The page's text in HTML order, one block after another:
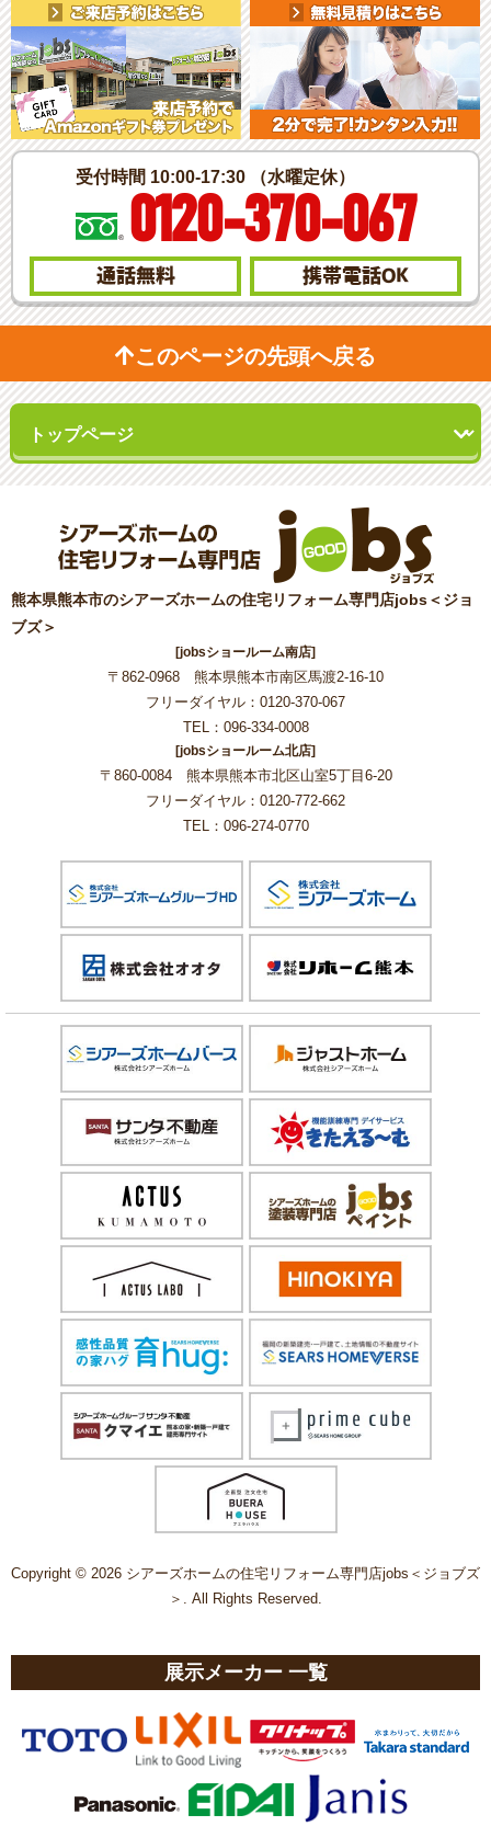
受付時間 10:00-17:30 （水曜定休）
0120-370-067
通話無料 携帯電話OK
このページの先頭へ戻る
熊本県熊本市のシアーズホームの住宅リフォーム専門店jobs＜ジョ
ブズ＞
[jobsショールーム南店]
〒862-0968 熊本県熊本市南区馬渡2-16-10
フリーダイヤル：0120-370-067
TEL：096-334-0008
[jobsショールーム北店]
〒860-0084 熊本県熊本市北区山室5丁目6-20
フリーダイヤル：0120-772-662
TEL：096-274-0770
Copyright © 2026 シアーズホームの住宅リフォーム専門店jobs＜ジョブズ
＞. All Rights Reserved.
展示メーカー 一覧